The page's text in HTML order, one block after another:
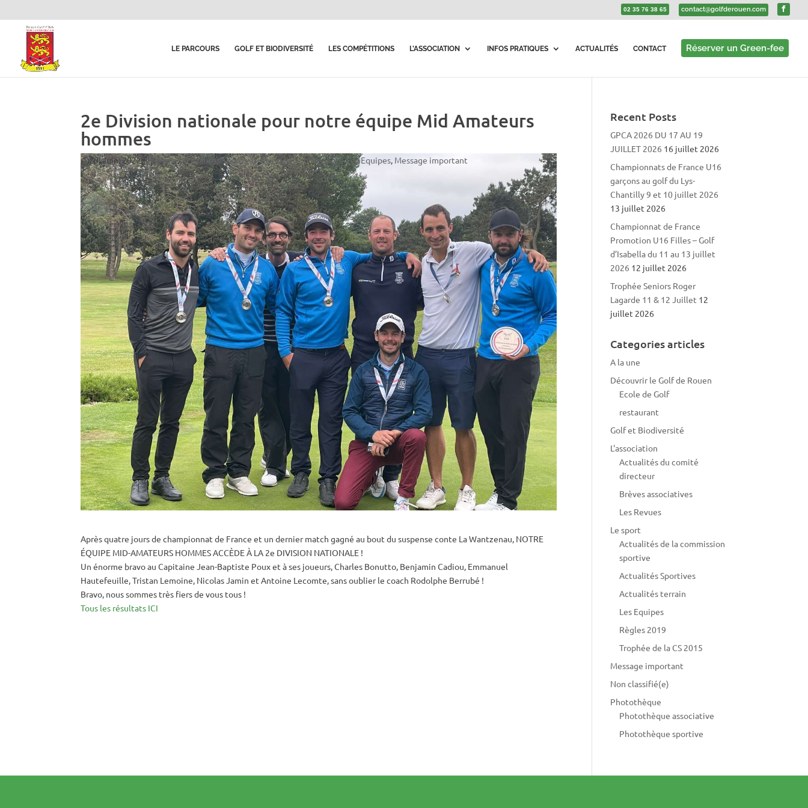
02 35 76 38 65 contact@golfderouen.com
LE PARCOURS GOLF ET BIODIVERSITÉ LES COMPÉTITIONS L’ASSOCIATION INFOS PRATIQUES ACTUALITÉS CONTACT Réserver un Green-fee
2e Division nationale pour notre équipe Mid Amateurs
hommes
20, Juin, 2022|A la une,Actualités Sportives,L'association,Le sport,Les Equipes, Message important
Après quatre jours de championnat de France et un dernier match gagné au bout du suspense conte La Wantzenau, NOTRE
ÉQUIPE MID-AMATEURS HOMMES ACCÈDE À LA 2e DIVISION NATIONALE !
Un énorme bravo au Capitaine Jean-Baptiste Poux et à ses joueurs, Charles Bonutto, Benjamin Cadiou, Emmanuel
Hautefeuille, Tristan Lemoine, Nicolas Jamin et Antoine Lecomte, sans oublier le coach Rodolphe Berrubé !
Bravo, nous sommes très fiers de vous tous !
Tous les résultats ICI
Recent Posts
GPCA 2026 DU 17 AU 19
JUILLET 2026 16 juillet 2026
Championnats de France U16
garçons au golf du Lys-
Chantilly 9 et 10 juillet 2026
13 juillet 2026
Championnat de France
Promotion U16 Filles – Golf
d’Isabella du 11 au 13 juillet
2026 12 juillet 2026
Trophée Seniors Roger
Lagarde 11 & 12 Juillet 12
juillet 2026
Categories articles
A la une
Découvrir le Golf de Rouen
Ecole de Golf
restaurant
Golf et Biodiversité
L'association
Actualités du comité
directeur
Brèves associatives
Les Revues
Le sport
Actualités de la commission
sportive
Actualités Sportives
Actualités terrain
Les Equipes
Règles 2019
Trophée de la CS 2015
Message important
Non classifié(e)
Photothèque
Photothèque associative
Photothèque sportive